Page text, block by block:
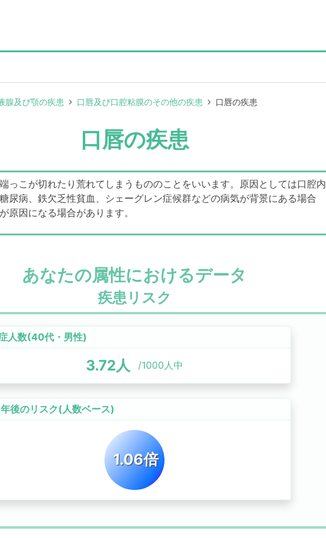
腺及び顎の疾患 口唇及び口腔粘膜のその他の疾患 口唇の疾患
口唇の疾患
っこが切れたり荒れてしまうもののことをいいます。原因としては口腔内
尿病、鉄欠乏性貧血、シェーグレン症候群などの病気が背景にある場合
原因になる場合があります。
あなたの属性におけるデータ
疾患リスク
人数(40代・ 男性)
3.72人 /1000人中
後のリスク(人数ベース)
1.06倍